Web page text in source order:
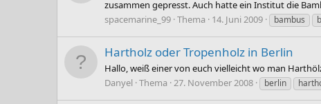
zusammen gepresst. Auch hatte ein Institut die
spacemarine_99 Thema 14. Juni 2009 bambus
Hartholz oder Tropenholz in Berlin
Hallo, weiß einer von euch vielleicht wo man
Danyel Thema 27. November 2008 berlin